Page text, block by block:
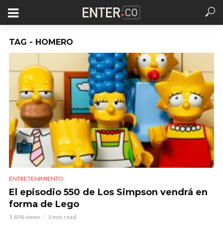
TAG - HOMERO
ENTRETENIMIENTO
El episodio 550 de Los Simpson vendrá en
forma de Lego
1.896 views 1 min read